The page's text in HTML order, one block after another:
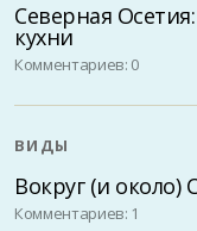
Северная
кухни
Комментариев: 0
ВИДЫ
Вокруг (и около)
Комментариев: 1